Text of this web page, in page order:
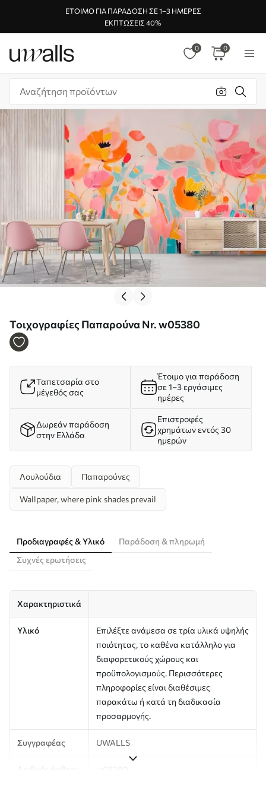
ΈΤΟΙΜΟ ΓΙΑ ΠΑΡΆΔΟΣΗ ΣΕ 1–3 ΗΜΈΡΕΣ
ΕΚΠΤΏΣΕΙΣ 40%
0 0
Τοιχογραφίες Παπαρούνα Nr. w05380
Ταπετσαρία στο
μέγεθός σας
Έτοιμο για παράδοση
σε 1–3 εργάσιμες
ημέρες
Δωρεάν παράδοση
στην Ελλάδα
Επιστροφές
χρημάτων εντός 30
ημερών
Λουλούδια Παπαρούνες
Wallpaper, where pink shades prevail
Προδιαγραφές & Υλικό
Παράδοση & πληρωμή
Συχνές ερωτήσεις
Χαρακτηριστικά
Υλικό
Επιλέξτε ανάμεσα σε τρία υλικά υψηλής
ποιότητας, το καθένα κατάλληλο για
διαφορετικούς χώρους και
προϋπολογισμούς. Περισσότερες
πληροφορίες είναι διαθέσιμες
παρακάτω ή κατά τη διαδικασία
προσαρμογής.
Συγγραφέας UWALLS
Αριθμός άρθρου